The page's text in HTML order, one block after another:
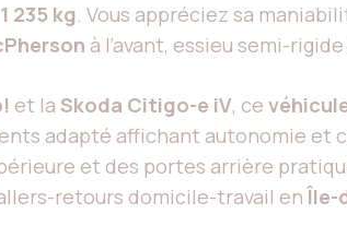
1 235 kg. Vous appréciez sa
à l’avant, essieu semi-rigide
et la Skoda Citigo-e iV, ce
adapté affichant autonomie
et des portes arrière
retours domicile-travail enÎle-